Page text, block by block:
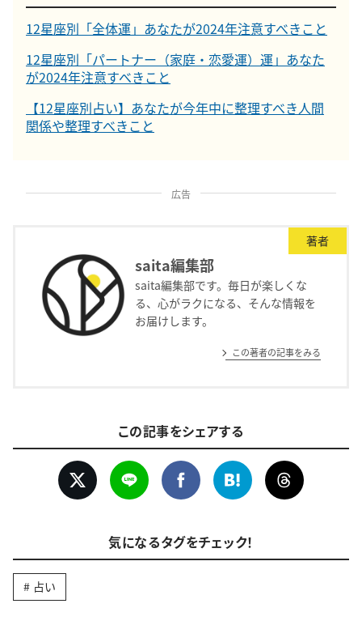
12星座別「全体運」あなたが2024年注意すべきこと
12星座別「パートナー（家庭・恋愛運）運」あなた
が2024年注意すべきこと
【12星座別占い】あなたが今年中に整理すべき人間
関係や整理すべきこと
広告
著者
saita編集部
saita編集部です。毎日が楽しくな
る、心がラクになる、そんな情報を
お届けします。
この著者の記事をみる
この記事をシェアする
気になるタグをチェック！
占い